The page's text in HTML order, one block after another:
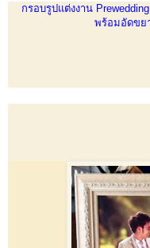
กรอบรูปแต่งงาน
พร้อมอัดขย